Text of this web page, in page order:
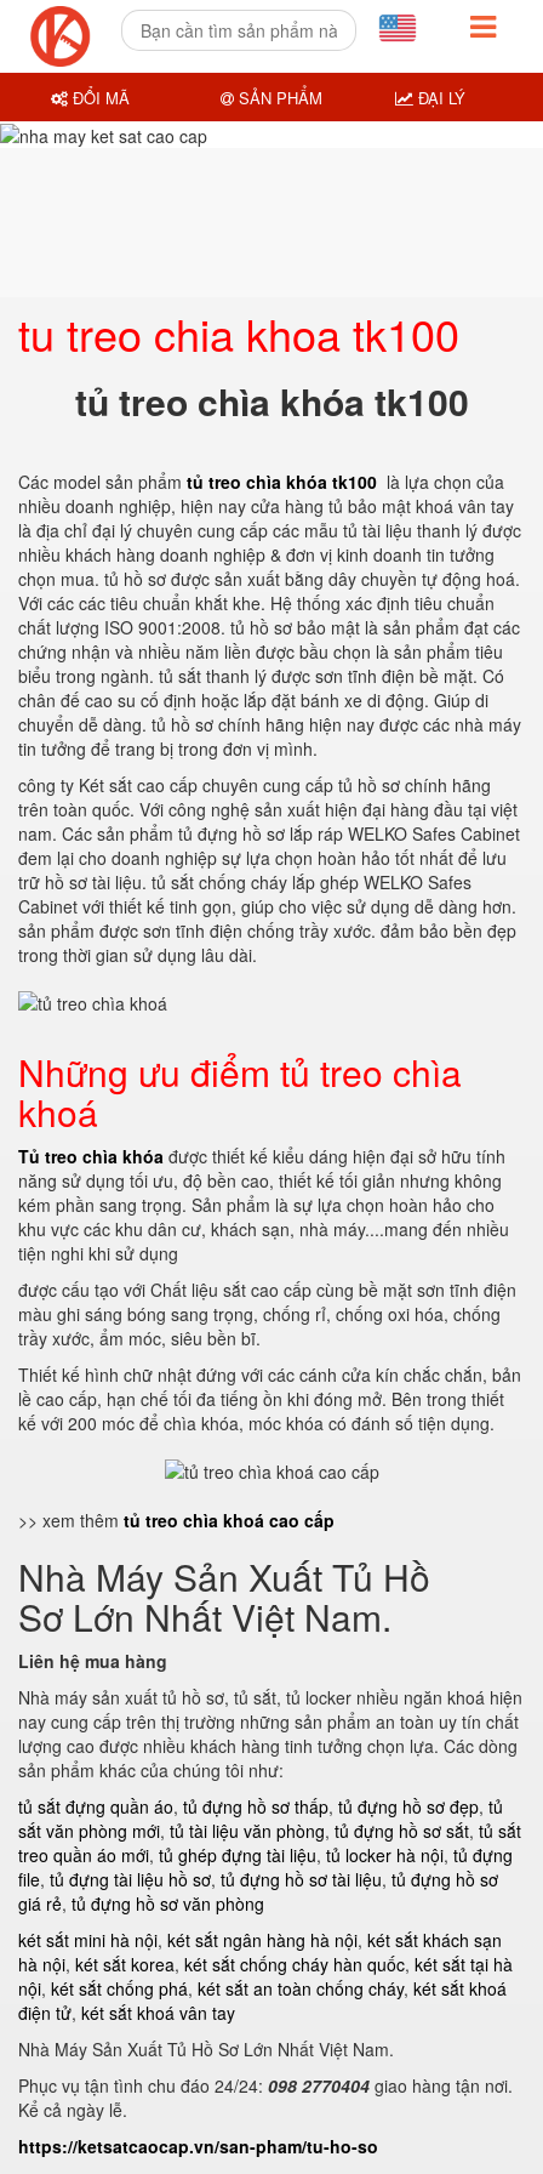
tu treo chia khoa tk100
tủ treo chìa khóa tk100
Các model sản phẩm tủ treo chìa khóa tk100 là lựa chọn của
nhiều doanh nghiệp, hiện nay cửa hàng tủ bảo mật khoá vân tay
là địa chỉ đại lý chuyên cung cấp các mẫu tủ tài liệu thanh lý được
nhiều khách hàng doanh nghiệp & đơn vị kinh doanh tin tưởng
chọn mua. tủ hồ sơ được sản xuất bằng dây chuyền tự động hoá.
Với các các tiêu chuẩn khắt khe. Hệ thống xác định tiêu chuẩn
chất lượng ISO 9001:2008. tủ hồ sơ bảo mật là sản phẩm đạt các
chứng nhận và nhiều năm liền được bầu chọn là sản phẩm tiêu
biểu trong ngành. tủ sắt thanh lý được sơn tĩnh điện bề mặt. Có
chân đế cao su cố định hoặc lắp đặt bánh xe di động. Giúp di
chuyển dễ dàng. tủ hồ sơ chính hãng hiện nay được các nhà máy
tin tưởng để trang bị trong đơn vị mình.
công ty Két sắt cao cấp chuyên cung cấp tủ hồ sơ chính hãng
trên toàn quốc. Với công nghệ sản xuất hiện đại hàng đầu tại việt
nam. Các sản phẩm tủ đựng hồ sơ lắp ráp WELKO Safes Cabinet
đem lại cho doanh nghiệp sự lựa chọn hoàn hảo tốt nhất để lưu
trữ hồ sơ tài liệu. tủ sắt chống cháy lắp ghép WELKO Safes
Cabinet với thiết kế tinh gọn, giúp cho việc sử dụng dễ dàng hơn.
sản phẩm được sơn tĩnh điện chống trầy xước. đảm bảo bền đẹp
trong thời gian sử dụng lâu dài.
Những ưu điểm tủ treo chìa
khoá
Tủ treo chìa khóa được thiết kế kiểu dáng hiện đại sở hữu tính
năng sử dụng tối ưu, độ bền cao, thiết kế tối giản nhưng không
kém phần sang trọng. Sản phẩm là sự lựa chọn hoàn hảo cho
khu vực các khu dân cư, khách sạn, nhà máy....mang đến nhiều
tiện nghi khi sử dụng
được cấu tạo với Chất liệu sắt cao cấp cùng bề mặt sơn tĩnh điện
màu ghi sáng bóng sang trọng, chống rỉ, chống oxi hóa, chống
trầy xước, ẩm móc, siêu bền bĩ.
Thiết kế hình chữ nhật đứng với các cánh cửa kín chắc chắn, bản
lề cao cấp, hạn chế tối đa tiếng ồn khi đóng mở. Bên trong thiết
kế với 200 móc để chìa khóa, móc khóa có đánh số tiện dụng.
>> xem thêm tủ treo chìa khoá cao cấp
Nhà Máy Sản Xuất Tủ Hồ
Sơ Lớn Nhất Việt Nam.
Liên hệ mua hàng
Nhà máy sản xuất tủ hồ sơ, tủ sắt, tủ locker nhiều ngăn khoá hiện
nay cung cấp trên thị trường những sản phẩm an toàn uy tín chất
lượng cao được nhiều khách hàng tinh tưởng chọn lựa. Các dòng
sản phẩm khác của chúng tôi như:
tủ sắt đựng quần áo, tủ đựng hồ sơ thấp, tủ đựng hồ sơ đẹp, tủ
sắt văn phòng mới, tủ tài liệu văn phòng, tủ đựng hồ sơ sắt, tủ sắt
treo quần áo mới, tủ ghép đựng tài liệu, tủ locker hà nội, tủ đựng
file, tủ đựng tài liệu hồ sơ, tủ đựng hồ sơ tài liệu, tủ đựng hồ sơ
giá rẻ, tủ đựng hồ sơ văn phòng
két sắt mini hà nội, két sắt ngân hàng hà nội, két sắt khách sạn
hà nội, két sắt korea, két sắt chống cháy hàn quốc, két sắt tại hà
nội, két sắt chống phá, két sắt an toàn chống cháy, két sắt khoá
điện tử, két sắt khoá vân tay
Nhà Máy Sản Xuất Tủ Hồ Sơ Lớn Nhất Việt Nam.
Phục vụ tận tình chu đáo 24/24: 098 2770404 giao hàng tận nơi.
Kể cả ngày lễ.
https://ketsatcaocap.vn/san-pham/tu-ho-so
ĐỔI MÃ SẢN PHẨM ĐẠI LÝ